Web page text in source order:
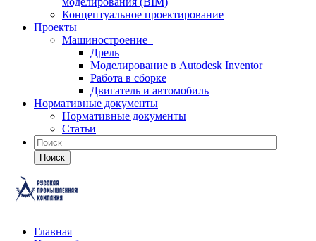
Концептуальное проектирование
Проекты
Машиностроение
Дрель
Моделирование в Autodesk Inventor
Работа в сборке
Двигатель и автомобиль
Нормативные документы
Нормативные документы
Статьи
Поиск
Главная